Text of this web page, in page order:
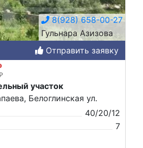
8(928) 658-00-27
Гульнара Азизова
Отправить заявку
участок
Белоглинская ул.
40/20/12
7